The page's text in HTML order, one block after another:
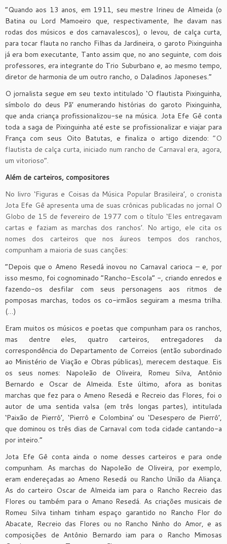
“Quando aos 13 anos, em 1911, seu mestre Irineu de Almeida (o
Batina ou Lord Mamoeiro que, respectivamente, lhe davam nas
rodas dos músicos e dos carnavalescos), o levou, de calça curta,
para tocar flauta no rancho Filhas da Jardineira, o garoto Pixinguinha
já era bom executante, Tanto assim que, no ano seguinte, com dois
professores, era integrante do Trio Suburbano e, ao mesmo tempo,
diretor de harmonia de um outro rancho, o Daladinos Japoneses.”
O jornalista segue em seu texto intitulado ‘O flautista Pixinguinha,
símbolo do deus Pã’ enumerando histórias do garoto Pixinguinha,
que anda criança profissionalizou-se na música. Jota Efe Gê conta
toda a saga de Pixinguinha até este se profissionalizar e viajar para
França com seus Oito Batutas, e finaliza o artigo dizendo: “O
flautista de calça curta, iniciado num rancho de Carnaval era, agora,
um vitorioso”.
Além de carteiros, compositores
No livro ‘Figuras e Coisas da Música Popular Brasileira’, o cronista
Jota Efe Gê apresenta uma de suas crônicas publicadas no jornal O
Globo de 15 de fevereiro de 1977 com o título ‘Eles entregavam
cartas e faziam as marchas dos ranchos’. No artigo, ele cita os
nomes dos carteiros que nos áureos tempos dos ranchos,
compunham a maioria de suas canções:
“Depois que o Ameno Resedá inovou no Carnaval carioca – e, por
isso mesmo, foi cognominado “Rancho-Escola” -, criando enredos e
fazendo-os desfilar com seus personagens aos ritmos de
pomposas marchas, todos os co-irmãos seguiram a mesma trilha.
(…)
Eram muitos os músicos e poetas que compunham para os ranchos,
mas dentre eles, quatro carteiros, entregadores da
correspondência do Departamento de Correios (então subordinado
ao Ministério de Viação e Obras públicas), merecem destaque. Eis
os seus nomes: Napoleão de Oliveira, Romeu Silva, Antônio
Bernardo e Oscar de Almeida. Este último, afora as bonitas
marchas que fez para o Ameno Resedá e Recreio das Flores, foi o
autor de uma sentida valsa (em três longas partes), intitulada
‘Paixão de Pierrô’, ‘Pierrô e Colombina’ ou ‘Desespero de Pierrô’,
que dominou os três dias de Carnaval com toda cidade cantando-a
por inteiro.”
Jota Efe Gê conta ainda o nome desses carteiros e para onde
compunham. As marchas do Napoleão de Oliveira, por exemplo,
eram endereçadas ao Ameno Resedá ou Rancho União da Aliança.
As do carteiro Oscar de Almeida iam para o Rancho Recreio das
Flores ou também para o Amano Resedá. As criações musicais de
Romeu Silva tinham tinham espaço garantido no Rancho Flor do
Abacate, Recreio das Flores ou no Rancho Ninho do Amor, e as
composições de Antônio Bernardo iam para o Rancho Mimosas